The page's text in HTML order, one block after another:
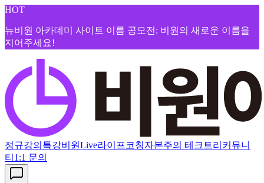
HOT
뉴비원 아카데미 사이트 이름 공모전: 비원의 새로운 이름을
지어주세요!
정규강의 특강비원Live라이프코칭자본주의 테크트리 커뮤니
티 1:1 문의